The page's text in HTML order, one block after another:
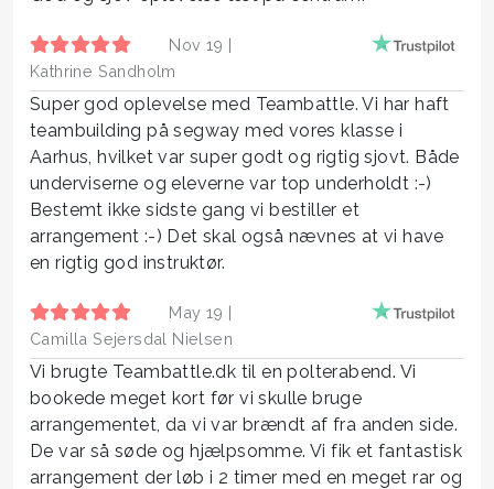
Nov 19 |
Kathrine Sandholm
Super god oplevelse med Teambattle. Vi har haft
teambuilding på segway med vores klasse i
Aarhus, hvilket var super godt og rigtig sjovt. Både
underviserne og eleverne var top underholdt :-)
Bestemt ikke sidste gang vi bestiller et
arrangement :-) Det skal også nævnes at vi have
en rigtig god instruktør.
May 19 |
Camilla Sejersdal Nielsen
Vi brugte Teambattle.dk til en polterabend. Vi
bookede meget kort før vi skulle bruge
arrangementet, da vi var brændt af fra anden side.
De var så søde og hjælpsomme. Vi fik et fantastisk
arrangement der løb i 2 timer med en meget rar og